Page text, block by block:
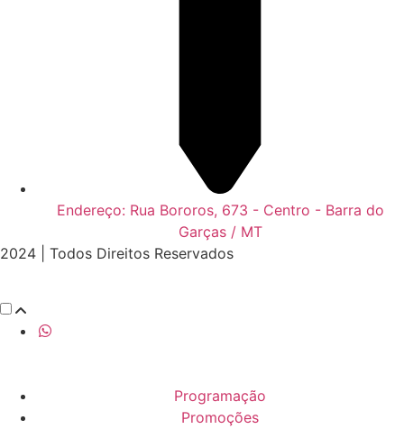
Endereço: Rua Bororos, 673 - Centro - Barra do
Garças / MT
2024 | Todos Direitos Reservados
Programação
Promoções